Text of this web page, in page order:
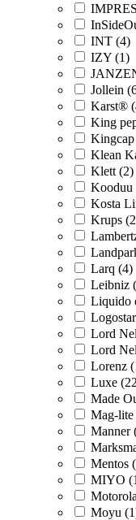
INT (4)
IZY (1)
Jollein
Karst®
King
Klean
Klett (2)
Kooduu
Kosta
Krups
Larq (4)
Leibniz
Liquido
Lord
Lord
Lorenz
Luxe
Made
Mag-lite
Manner
Mentos
MIYO
Moyu